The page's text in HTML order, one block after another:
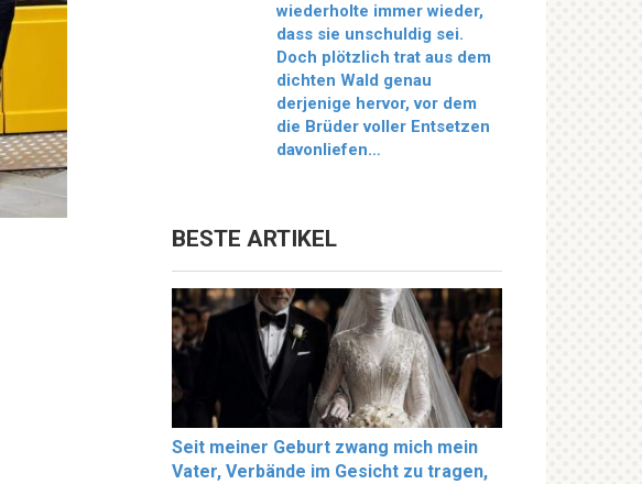
wiederholte immer wieder,
dass sie unschuldig sei.
Doch plötzlich trat aus dem
dichten Wald genau
derjenige hervor, vor dem
die Brüder voller Entsetzen
davonliefen…
BESTE ARTIKEL
Seit meiner Geburt zwang mich mein
Vater, Verbände im Gesicht zu tragen,